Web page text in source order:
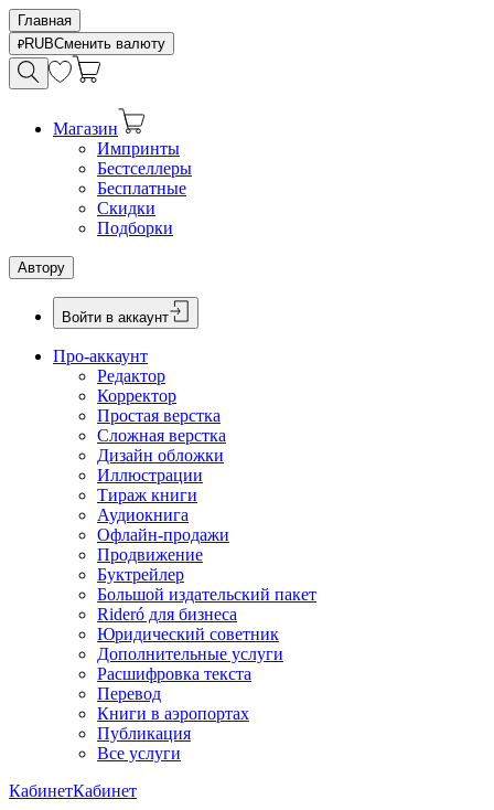
Главная
RUBСменить валюту
Магазин
Импринты
Бестселлеры
Бесплатные
Скидки
Подборки
Автору
Войти в аккаунт
Про-аккаунт
Редактор
Корректор
Простая верстка
Сложная верстка
Дизайн обложки
Иллюстрации
Тираж книги
Аудиокнига
Офлайн-продажи
Продвижение
Буктрейлер
Большой издательский пакет
Rideró для бизнеса
Юридический советник
Дополнительные услуги
Расшифровка текста
Перевод
Книги в аэропортах
Публикация
Все услуги
КабинетКабинет